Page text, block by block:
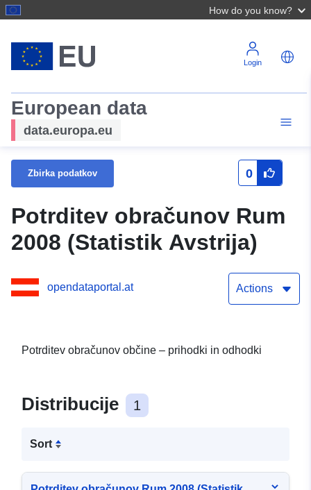
How do you know?
Login
European data
data.europa.eu
Zbirka podatkov 0
Potrditev obračunov Rum
2008 (Statistik Avstrija)
opendataportal.at Actions
Potrditev obračunov občine – prihodki in odhodki
Distribucije 1
Sort